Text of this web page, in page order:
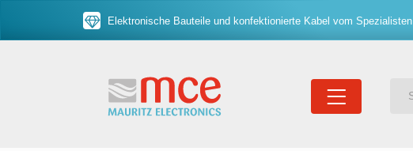
Elektronische Bauteile und konfektionierte Kabel vom Spezialisten